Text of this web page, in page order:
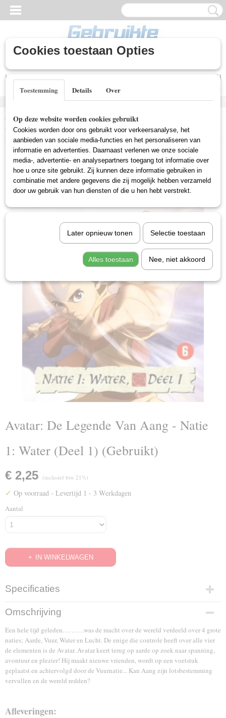
Inloggen
UW WINKELWAGEN
Home >Gebruikte DVD's>Tekenfilm DVD Gebruikt
Legende Van Aang - Natie 1: Water (Deel 1) (Gebruikt)
Avatar: De Legende Van Aang - Natie
1: Water (Deel 1) (Gebruikt)
€ 2,25 (inclusief btw 21%)
✓ Op voorraad - Levertijd 1 - 3 Werkdagen
Aantal
IN WINKELWAGEN
Specificaties
EAN code
8714865553077
Omschrijving
Een hele tijd geleden……….was de macht over de wereld verdeeld over 4 grote
naties; Aarde, Vuur, Water en Lucht. De enige die controle heeft over alle vier
de elementen is de Avatar. Avatar keert terug op aarde op zoek naar spanning,
avontuur en plezier! Hij maakt nieuwe vrienden, wordt op een voetstuk
geplaatst en achtervolgd door de Vuurnatie... Kan Aang zijn lotsbestemming
vervullen en de wereld redden?
Afleveringen:
Cookies toestaan Opties
Toestemming Details Over
Op deze website worden cookies gebruikt
Cookies worden door ons gebruikt voor verkeersanalyse, het
aanbieden van sociale media-functies en het personaliseren van
informatie en advertenties. Daarnaast verlenen we onze sociale
media-, advertentie- en analysepartners toegang tot informatie over
hoe u onze site gebruikt. Zij kunnen deze informatie gebruiken in
combinatie met andere gegevens die zij mogelijk hebben verzameld
door uw gebruik van hun diensten of die u hen hebt verstrekt.
Later opnieuw tonen Selectie toestaan
Alles toestaan Nee, niet akkoord